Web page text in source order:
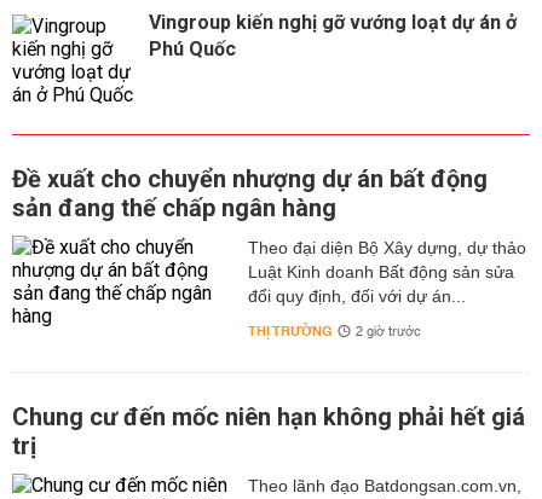
Vingroup kiến nghị gỡ vướng loạt dự án ở
Phú Quốc
Đề xuất cho chuyển nhượng dự án bất động
sản đang thế chấp ngân hàng
Theo đại diện Bộ Xây dựng, dự thảo
Luật Kinh doanh Bất động sản sửa
đổi quy định, đối với dự án...
THỊ TRƯỜNG 2 giờ trước
Chung cư đến mốc niên hạn không phải hết giá
trị
Theo lãnh đạo Batdongsan.com.vn,